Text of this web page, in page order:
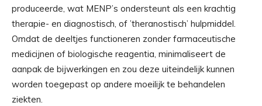
produceerde, wat MENP’s ondersteunt als een krachtig
therapie- en diagnostisch, of ’theranostisch’ hulpmiddel.
Omdat de deeltjes functioneren zonder farmaceutische
medicijnen of biologische reagentia, minimaliseert de
aanpak de bijwerkingen en zou deze uiteindelijk kunnen
worden toegepast op andere moeilijk te behandelen
ziekten.